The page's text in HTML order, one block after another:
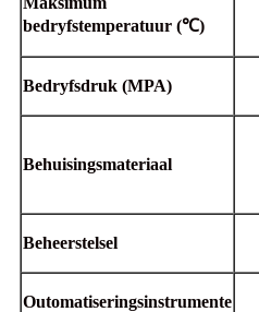
bedryfstemperatuur (℃)
Bedryfsdruk (MPA)
Behuisingsmateriaal
Beheerstelsel
Outomatiseringsinstrumente